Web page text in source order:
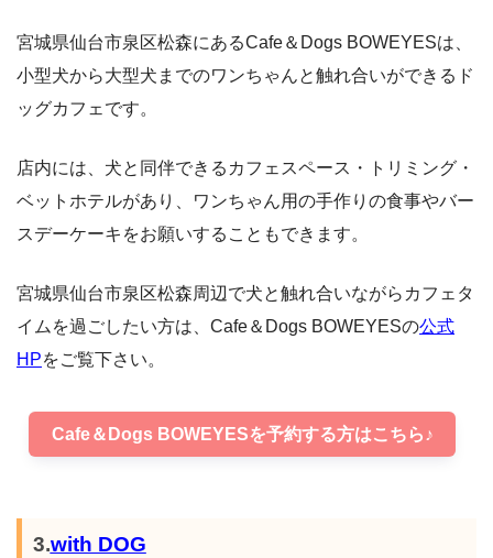
宮城県仙台市泉区松森にあるCafe＆Dogs BOWEYESは、
小型犬から大型犬までのワンちゃんと触れ合いができるド
ッグカフェです。
店内には、犬と同伴できるカフェスペース・トリミング・
ベットホテルがあり、ワンちゃん用の手作りの食事やバー
スデーケーキをお願いすることもできます。
宮城県仙台市泉区松森周辺で犬と触れ合いながらカフェタ
イムを過ごしたい方は、Cafe＆Dogs BOWEYESの公式
HPをご覧下さい。
Cafe＆Dogs BOWEYESを予約する方はこちら♪
3.with DOG